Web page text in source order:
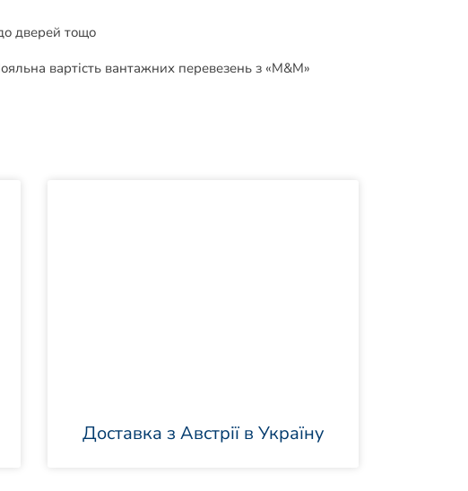
дверей тощо
вартість вантажних перевезень з «М&М»
Доставка з Австрії в Україну